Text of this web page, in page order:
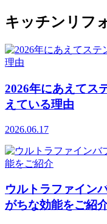
キッチンリフ
2026年にあえてス
えている理由
2026.06.17
ウルトラファイン
がちな効能をご紹